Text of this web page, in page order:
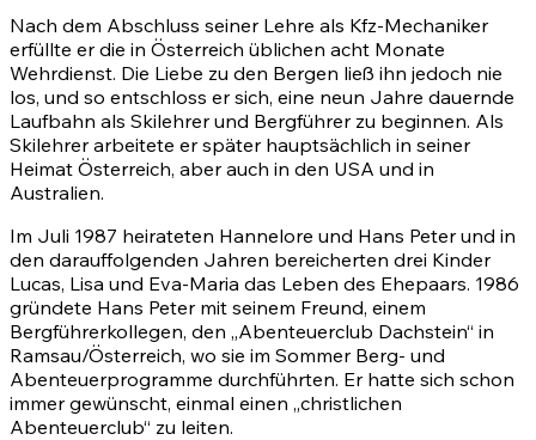
Nach dem Abschluss seiner Lehre als Kfz-Mechaniker
erfüllte er die in Österreich üblichen acht Monate
Wehrdienst. Die Liebe zu den Bergen ließ ihn jedoch nie
los, und so entschloss er sich, eine neun Jahre dauernde
Laufbahn als Skilehrer und Bergführer zu beginnen. Als
Skilehrer arbeitete er später hauptsächlich in seiner
Heimat Österreich, aber auch in den USA und in
Australien.
Im Juli 1987 heirateten Hannelore und Hans Peter und in
den darauffolgenden Jahren bereicherten drei Kinder
Lucas, Lisa und Eva-Maria das Leben des Ehepaars. 1986
gründete Hans Peter mit seinem Freund, einem
Bergführerkollegen, den „Abenteuerclub Dachstein“ in
Ramsau/Österreich, wo sie im Sommer Berg- und
Abenteuerprogramme durchführten. Er hatte sich schon
immer gewünscht, einmal einen „christlichen
Abenteuerclub“ zu leiten.